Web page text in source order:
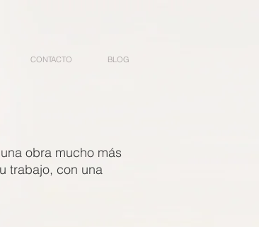
CONTACTO BLOG
obra mucho más
trabajo, con una